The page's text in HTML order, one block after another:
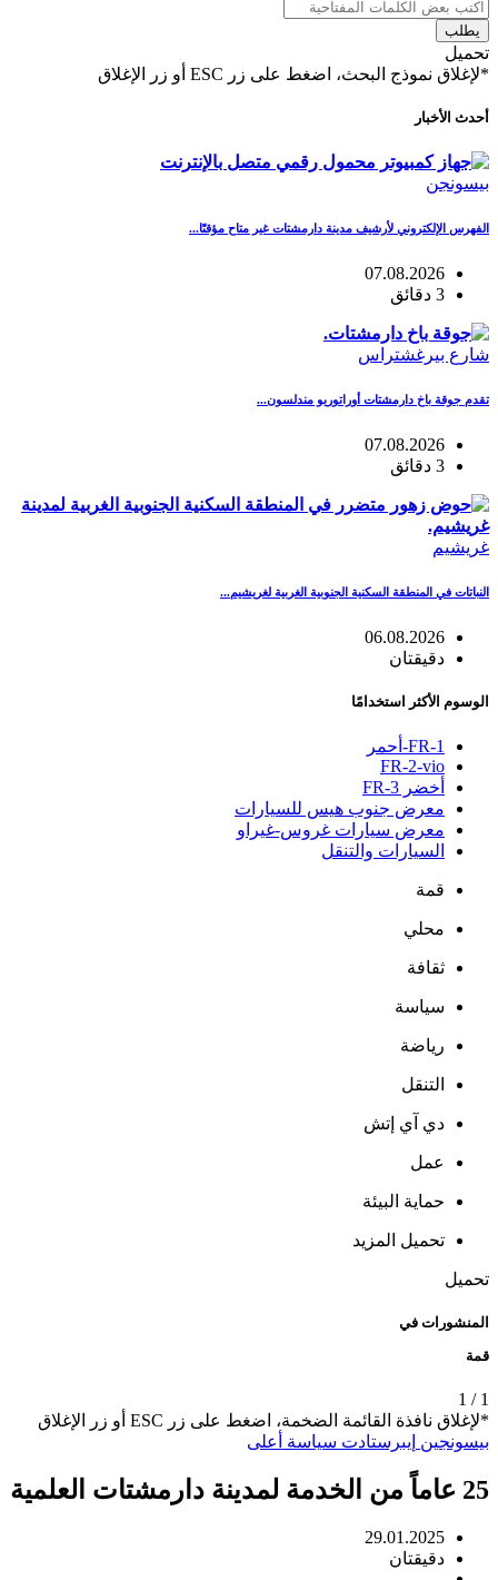
يطلب
تحميل
*لإغلاق نموذج البحث، اضغط على زر ESC أو زر الإغلاق
أحدث الأخبار
بيسونجن
الفهرس الإلكتروني لأرشيف مدينة دارمشتات غير متاح مؤقتًا...
07.08.2026
3 دقائق
شارع بيرغشتراس
تقدم جوقة باخ دارمشتات أوراتوريو مندلسون...
07.08.2026
3 دقائق
غريشيم
النباتات في المنطقة السكنية الجنوبية الغربية لغريشيم...
06.08.2026
دقيقتان
الوسوم الأكثر استخدامًا
FR-1-أحمر
FR-2-vio
أخضر FR-3
معرض جنوب هيس للسيارات
معرض سيارات غروس-غيراو
السيارات والتنقل
قمة
محلي
ثقافة
سياسة
رياضة
التنقل
دي آي إتش
عمل
حماية البيئة
تحميل المزيد
تحميل
المنشورات في
قمة
1
/
1
*لإغلاق نافذة القائمة الضخمة، اضغط على زر ESC أو زر الإغلاق
بيسونجين إيبرستادت سياسة أعلى
25 عاماً من الخدمة لمدينة دارمشتات العلمية
29.01.2025
دقيقتان